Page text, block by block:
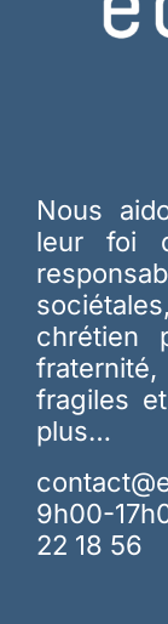
Nous
leur foi
chrétien
fragiles
plus…
9h00-
22 18 56